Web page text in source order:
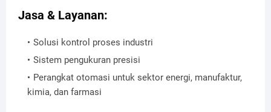
Jasa & Layanan:
Solusi kontrol proses industri
Sistem pengukuran presisi
Perangkat otomasi untuk sektor energi, manufaktur,
kimia, dan farmasi